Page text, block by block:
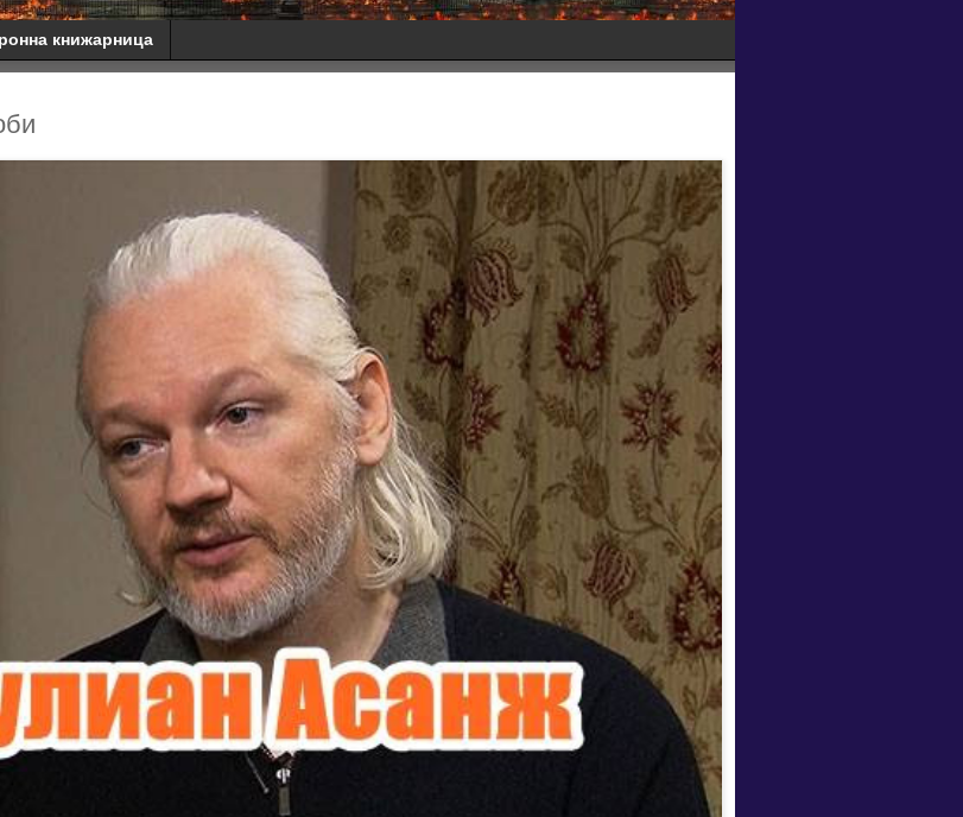
книжарница